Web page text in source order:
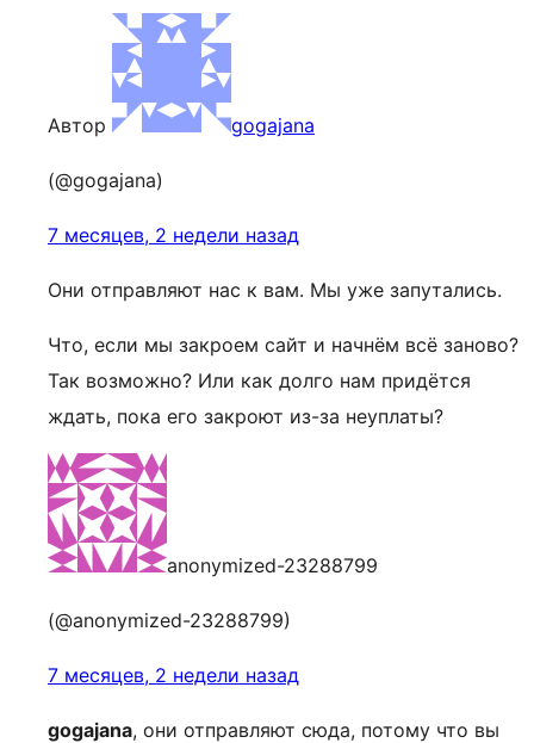
Автор gogajana
(@gogajana)
7 месяцев, 2 недели назад
Они отправляют нас к вам. Мы уже запутались.
Что, если мы закроем сайт и начнём всё заново?
Так возможно? Или как долго нам придётся
ждать, пока его закроют из-за неуплаты?
anonymized-23288799
(@anonymized-23288799)
7 месяцев, 2 недели назад
gogajana, они отправляют сюда, потому что вы